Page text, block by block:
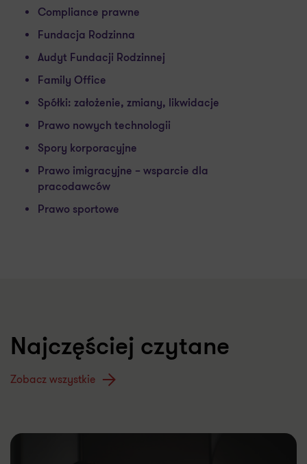
Compliance prawne
Fundacja Rodzinna
Audyt Fundacji Rodzinnej
Family Office
Spółki: założenie, zmiany, likwidacje
Prawo nowych technologii
Spory korporacyjne
Prawo imigracyjne – wsparcie dla
pracodawców
Prawo sportowe
Najczęściej czytane
Zobacz wszystkie